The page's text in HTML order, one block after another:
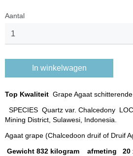
Aantal
In winkelwagen
Top Kwaliteit Grape Agaat
SPECIES Quartz var. Chalcedony
Mining District, Sulawesi, Indonesia.
Agaat grape (Chalcedoon druif of Druif
Gewicht 832 kilogram afmeting 20